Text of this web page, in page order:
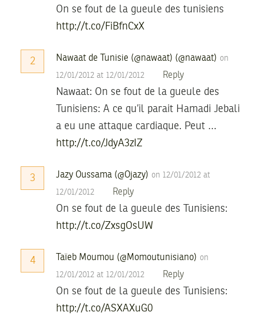
On se fout de la gueule des tunisiens
http://t.co/FiBfnCxX
2 Nawaat de Tunisie (@nawaat) (@nawaat) on
12/01/2012 at 12/01/2012 Reply
Nawaat: On se fout de la gueule des
Tunisiens: A ce qu’il parait Hamadi Jebali
a eu une attaque cardiaque. Peut …
http://t.co/JdyA3zIZ
3 Jazy Oussama (@Ojazy) on 12/01/2012 at
12/01/2012 Reply
On se fout de la gueule des Tunisiens:
http://t.co/ZxsgOsUW
4 Taïeb Moumou (@Momoutunisiano) on
12/01/2012 at 12/01/2012 Reply
On se fout de la gueule des Tunisiens:
http://t.co/ASXAXuG0